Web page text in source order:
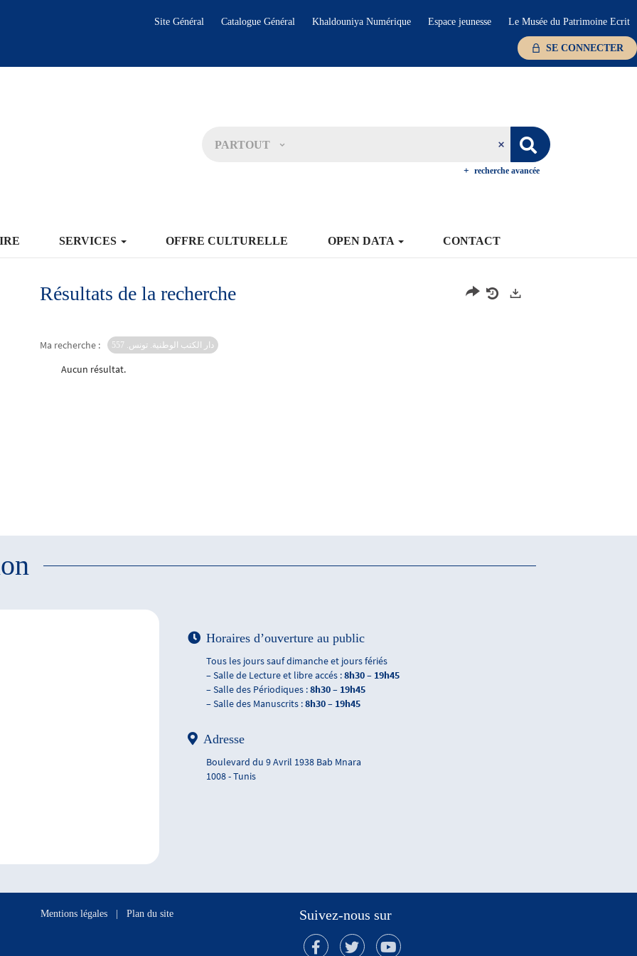
Site Général Catalogue Général Khaldouniya Numérique Espace jeunesse Le Musée du Patrimoine Ecrit
SE CONNECTER
PARTOUT
recherche avancée
SERVICES OFFRE CULTURELLE OPEN DATA CONTACT
Résultats de la recherche
Ma recherche : دار الكتب الوطنية. تونس. 557
Aucun résultat.
Horaires d’ouverture au public
Tous les jours sauf dimanche et jours fériés
– Salle de Lecture et libre accés :8h30 – 19h45
– Salle des Périodiques :8h30 – 19h45
– Salle des Manuscrits :8h30 – 19h45
Adresse
Boulevard du 9 Avril 1938 Bab Mnara
1008 - Tunis
Mentions légales Plan du site Suivez-nous sur